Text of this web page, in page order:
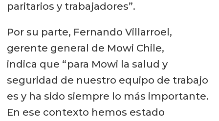
paritarios y trabajadores”.
Por su parte, Fernando Villarroel,
gerente general de Mowi Chile,
indica que “para Mowi la salud y
seguridad de nuestro equipo de trabajo
es y ha sido siempre lo más importante.
En ese contexto hemos estado